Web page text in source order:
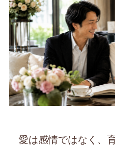
愛は感情ではなく、